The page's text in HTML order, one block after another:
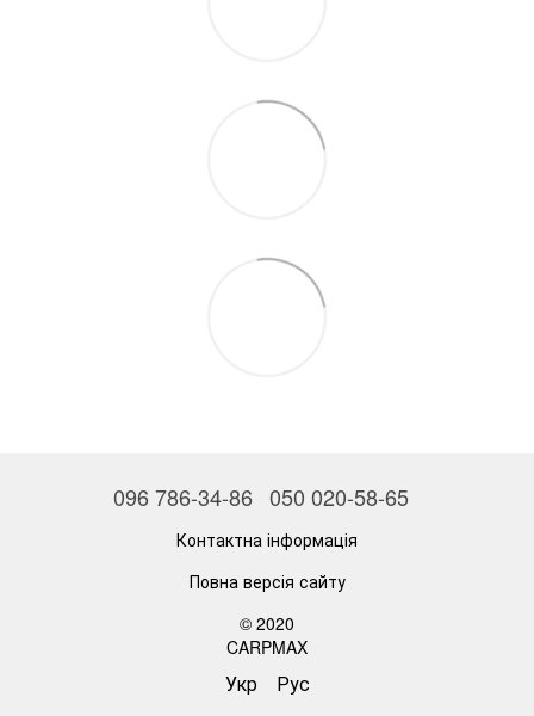
096 786-34-86 050 020-58-65
Контактна інформація
Повна версія сайту
© 2020
CARPMAX
Укр Рус